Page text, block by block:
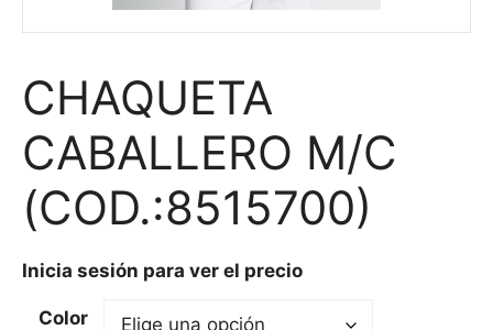
CHAQUETA
CABALLERO M/C
(COD.:8515700)
Inicia sesión para ver el precio
Color